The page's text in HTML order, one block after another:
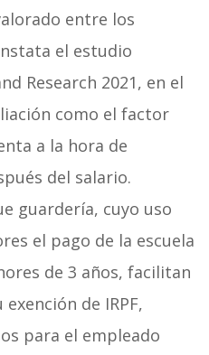
entre los
el estudio
Research 2021, en el
como el factor
a la hora de
del salario.
guardería, cuyo uso
el pago de la escuela
de 3 años, facilitan
de IRPF,
para el empleado